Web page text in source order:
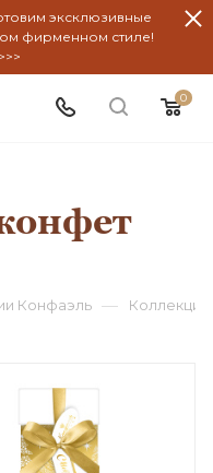
эксклюзивные
фирменном стиле!
0
Конфаэль —